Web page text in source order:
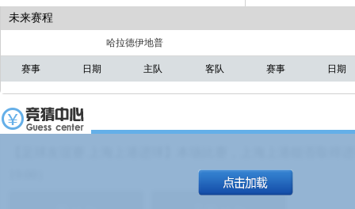
未来赛程
哈拉德伊地普
赛事 日期 主队 客队 赛事 日期